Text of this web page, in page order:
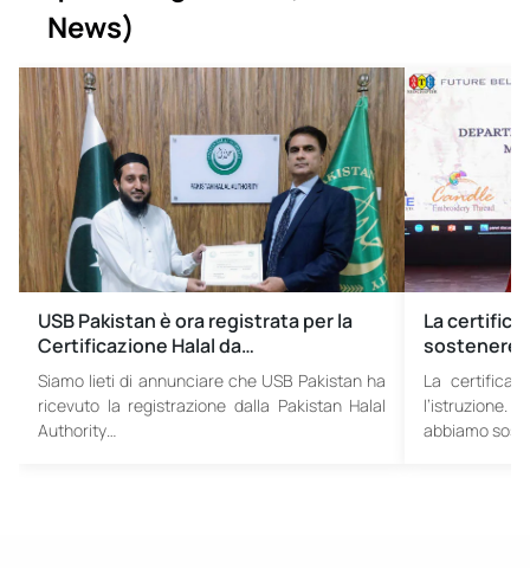
News)
USB Pakistan è ora registrata per la
Certificazione Halal da…
Siamo lieti di annunciare che USB Pakistan ha
ricevuto la registrazione dalla Pakistan Halal
Authority…
La
sostenere
La
l’istruzione.
abbiamo